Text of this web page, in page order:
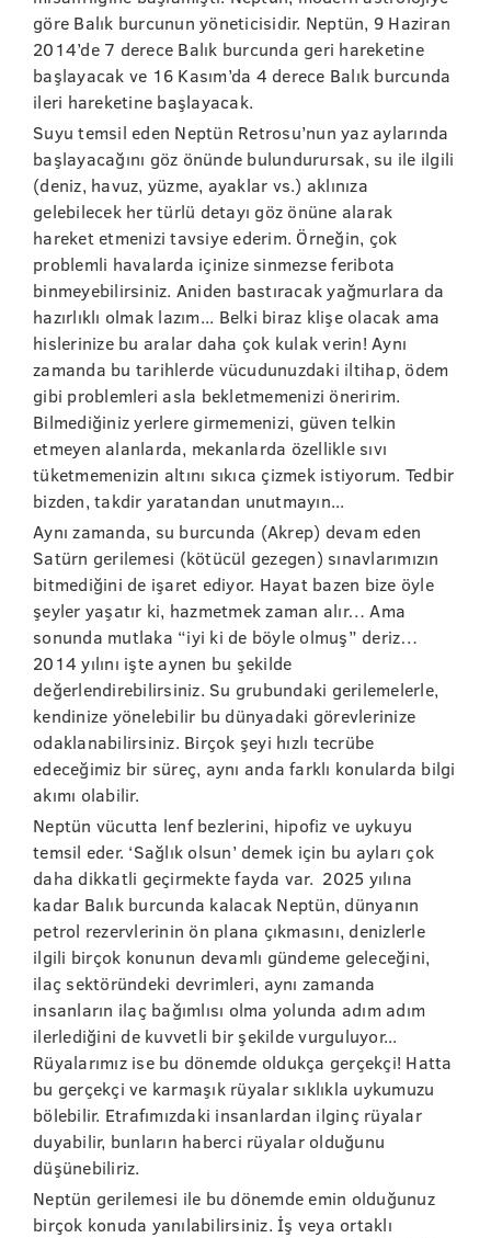
göre Balık burcunun yöneticisidir. Neptün, 9 Haziran
2014’de 7 derece Balık burcunda geri hareketine
başlayacak ve 16 Kasım’da 4 derece Balık burcunda
ileri hareketine başlayacak.
Suyu temsil eden Neptün Retrosu’nun yaz aylarında
başlayacağını göz önünde bulundurursak, su ile ilgili
(deniz, havuz, yüzme, ayaklar vs.) aklınıza
gelebilecek her türlü detayı göz önüne alarak
hareket etmenizi tavsiye ederim. Örneğin, çok
problemli havalarda içinize sinmezse feribota
binmeyebilirsiniz. Aniden bastıracak yağmurlara da
hazırlıklı olmak lazım... Belki biraz klişe olacak ama
hislerinize bu aralar daha çok kulak verin! Aynı
zamanda bu tarihlerde vücudunuzdaki iltihap, ödem
gibi problemleri asla bekletmemenizi öneririm.
Bilmediğiniz yerlere girmemenizi, güven telkin
etmeyen alanlarda, mekanlarda özellikle sıvı
tüketmemenizin altını sıkıca çizmek istiyorum. Tedbir
bizden, takdir yaratandan unutmayın...
Aynı zamanda, su burcunda (Akrep) devam eden
Satürn gerilemesi (kötücül gezegen) sınavlarımızın
bitmediğini de işaret ediyor. Hayat bazen bize öyle
şeyler yaşatır ki, hazmetmek zaman alır… Ama
sonunda mutlaka “iyi ki de böyle olmuş” deriz…
2014 yılını işte aynen bu şekilde
değerlendirebilirsiniz. Su grubundaki gerilemelerle,
kendinize yönelebilir bu dünyadaki görevlerinize
odaklanabilirsiniz. Birçok şeyi hızlı tecrübe
edeceğimiz bir süreç, aynı anda farklı konularda bilgi
akımı olabilir.
Neptün vücutta lenf bezlerini, hipofiz ve uykuyu
temsil eder. ‘Sağlık olsun’ demek için bu ayları çok
daha dikkatli geçirmekte fayda var. 2025 yılına
kadar Balık burcunda kalacak Neptün, dünyanın
petrol rezervlerinin ön plana çıkmasını, denizlerle
ilgili birçok konunun devamlı gündeme geleceğini,
ilaç sektöründeki devrimleri, aynı zamanda
insanların ilaç bağımlısı olma yolunda adım adım
ilerlediğini de kuvvetli bir şekilde vurguluyor...
Rüyalarımız ise bu dönemde oldukça gerçekçi! Hatta
bu gerçekçi ve karmaşık rüyalar sıklıkla uykumuzu
bölebilir. Etrafımızdaki insanlardan ilginç rüyalar
duyabilir, bunların haberci rüyalar olduğunu
düşünebiliriz.
Neptün gerilemesi ile bu dönemde emin olduğunuz
birçok konuda yanılabilirsiniz. İş veya ortaklı